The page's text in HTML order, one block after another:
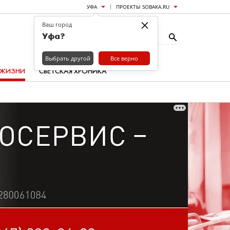
УФА ПРОЕКТЫ SOBAKA.RU
СВЕТСКАЯ ХРОНИКА
×
Ваш город
Уфа?
Выбрать другой Все верно